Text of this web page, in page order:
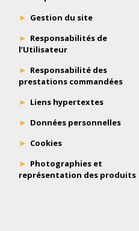
Gestion du site
Responsabilités de
l’Utilisateur
Responsabilité des
prestations commandées
Liens hypertextes
Données personnelles
Cookies
Photographies et
représentation des produits